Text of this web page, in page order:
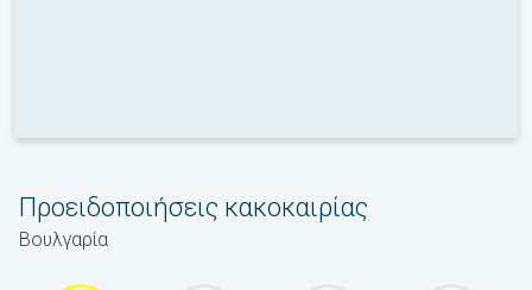
Προειδοποιήσεις κακοκαιρίας
Βουλγαρία